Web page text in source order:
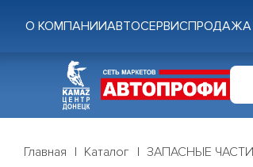
О КОМПАНИИАВТОСЕРВИСПРОДАЖА
Главная Каталог ЗАПАСНЫЕ ЧАСТИ